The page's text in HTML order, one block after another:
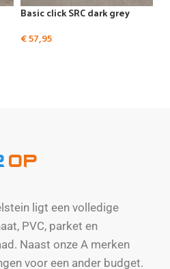
Basic click SRC dark grey
€57,95
op
ligt een volledige
PVC, parket en
Naast onze A merken
voor een ander budget.